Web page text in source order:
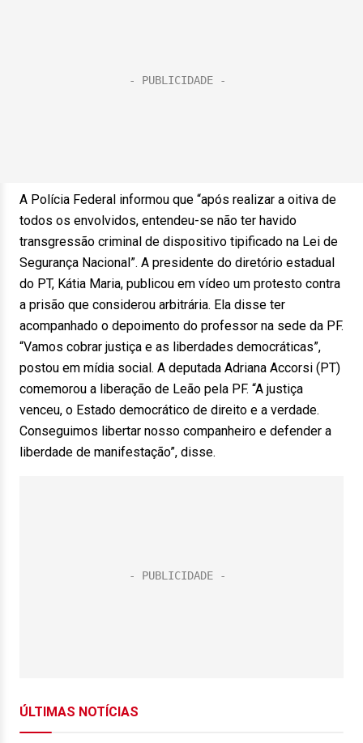
A Polícia Federal informou que “após realizar a oitiva de
todos os envolvidos, entendeu-se não ter havido
transgressão criminal de dispositivo tipificado na Lei de
Segurança Nacional”. A presidente do diretório estadual
do PT, Kátia Maria, publicou em vídeo um protesto contra
a prisão que considerou arbitrária. Ela disse ter
acompanhado o depoimento do professor na sede da PF.
“Vamos cobrar justiça e as liberdades democráticas”,
postou em mídia social. A deputada Adriana Accorsi (PT)
comemorou a liberação de Leão pela PF. “A justiça
venceu, o Estado democrático de direito e a verdade.
Conseguimos libertar nosso companheiro e defender a
liberdade de manifestação”, disse.